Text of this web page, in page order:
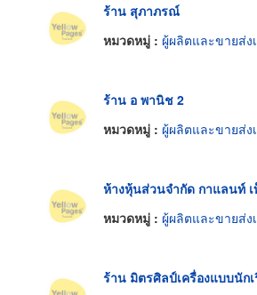
ร้าน สุภาภรณ์
หมวดหมู่ : ผู้ผลิตและขายส่ง
ร้าน อ พานิช 2
หมวดหมู่ : ผู้ผลิตและขายส่ง
ห้างหุ้นส่วนจำกัด กาแลนท์
หมวดหมู่ : ผู้ผลิตและขายส่ง
ร้าน มิตรศิลป์เครื่องแบบนัก